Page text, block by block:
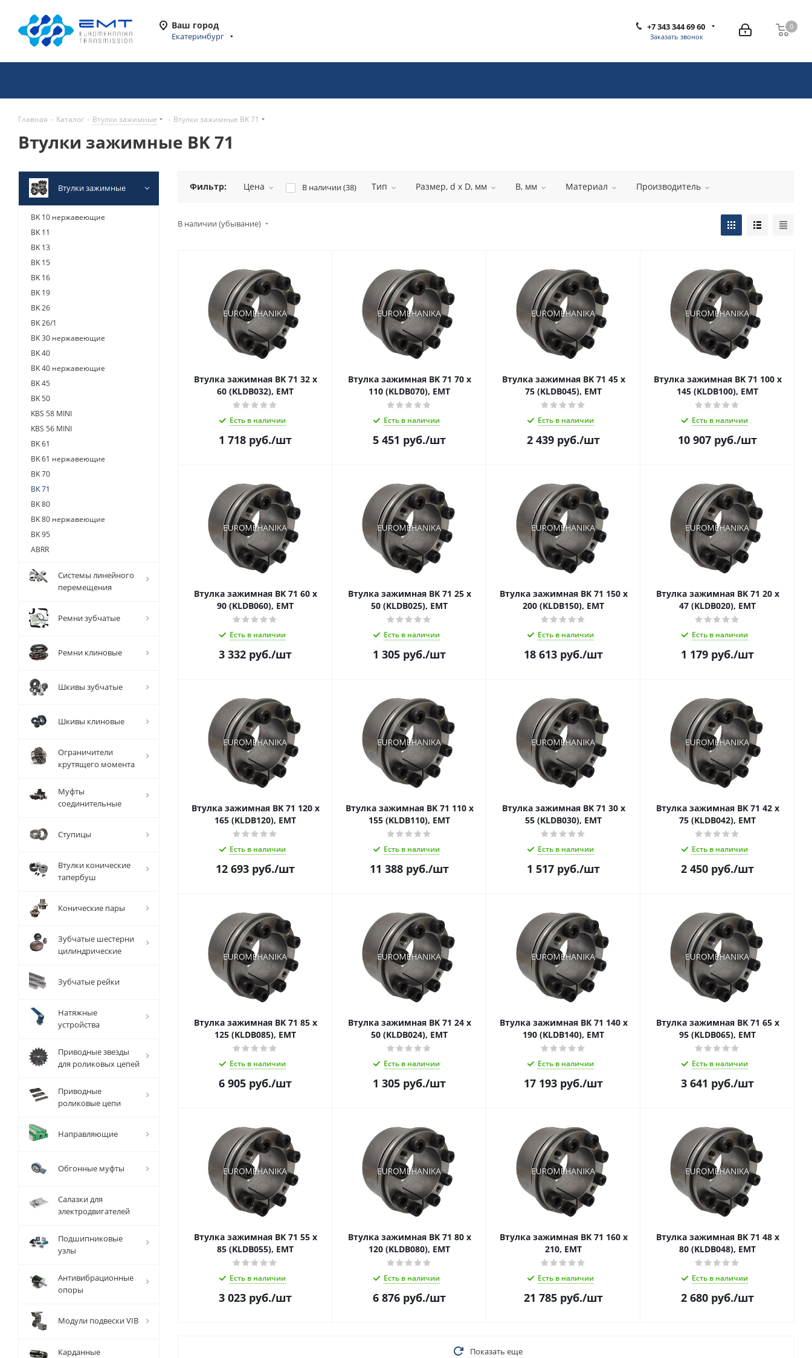
Ваш город
Екатеринбург
0
0
+7 343 344 69 60
Заказать звонок
Главная - Каталог - Втулки зажимные - Втулки зажимные BK 71
Втулки зажимные BK 71
Фильтр: Цена В наличии (38) Тип Размер, d x D, мм B, мм Материал Производитель
В наличии (убывание)
Втулка зажимная BK 71 32 x
60 (KLDB032), EMT
Есть в наличии
1 718 руб./шт
Втулка зажимная BK 71 70 x
110 (KLDB070), EMT
Есть в наличии
5 451 руб./шт
Втулка зажимная BK 71 45 x
75 (KLDB045), EMT
Есть в наличии
2 439 руб./шт
Втулка зажимная BK 71 100 x
145 (KLDB100), EMT
Есть в наличии
10 907 руб./шт
Втулка зажимная BK 71 60 x
90 (KLDB060), EMT
Есть в наличии
3 332 руб./шт
Втулка зажимная BK 71 25 x
50 (KLDB025), EMT
Есть в наличии
1 305 руб./шт
Втулка зажимная BK 71 150 x
200 (KLDB150), EMT
Есть в наличии
18 613 руб./шт
Втулка зажимная BK 71 20 x
47 (KLDB020), EMT
Есть в наличии
1 179 руб./шт
Втулка зажимная BK 71 120 x
165 (KLDB120), EMT
Есть в наличии
12 693 руб./шт
Втулка зажимная BK 71 110 x
155 (KLDB110), EMT
Есть в наличии
11 388 руб./шт
Втулка зажимная BK 71 30 x
55 (KLDB030), EMT
Есть в наличии
1 517 руб./шт
Втулка зажимная BK 71 42 x
75 (KLDB042), EMT
Есть в наличии
2 450 руб./шт
Втулка зажимная BK 71 85 x
125 (KLDB085), EMT
Есть в наличии
6 905 руб./шт
Втулка зажимная BK 71 24 x
50 (KLDB024), EMT
Есть в наличии
1 305 руб./шт
Втулка зажимная BK 71 140 x
190 (KLDB140), EMT
Есть в наличии
17 193 руб./шт
Втулка зажимная BK 71 65 x
95 (KLDB065), EMT
Есть в наличии
3 641 руб./шт
Втулка зажимная BK 71 55 x
85 (KLDB055), EMT
Есть в наличии
3 023 руб./шт
Втулка зажимная BK 71 80 x
120 (KLDB080), EMT
Есть в наличии
6 876 руб./шт
Втулка зажимная BK 71 160 x
210, EMT
Есть в наличии
21 785 руб./шт
Втулка зажимная BK 71 48 x
80 (KLDB048), EMT
Есть в наличии
2 680 руб./шт
Показать еще
Втулки зажимные
BK 10 нержавеющие
BK 11
BK 13
BK 15
BK 16
BK 19
BK 26
BK 26/1
BK 30 нержавеющие
BK 40
BK 40 нержавеющие
BK 45
BK 50
KBS 58 MINI
KBS 56 MINI
BK 61
BK 61 нержавеющие
BK 70
BK 71
BK 80
BK 80 нержавеющие
BK 95
ABRR
Системы линейного
перемещения
Ремни зубчатые
Ремни клиновые
Шкивы зубчатые
Шкивы клиновые
Ограничители
крутящего момента
Муфты
соединительные
Ступицы
Втулки конические
тапербуш
Конические пары
Зубчатые шестерни
цилиндрические
Зубчатые рейки
Натяжные
устройства
Приводные звезды
для роликовых цепей
Приводные
роликовые цепи
Направляющие
Обгонные муфты
Салазки для
электродвигателей
Подшипниковые
узлы
Антивибрационные
опоры
Модули подвески VIB
Карданные